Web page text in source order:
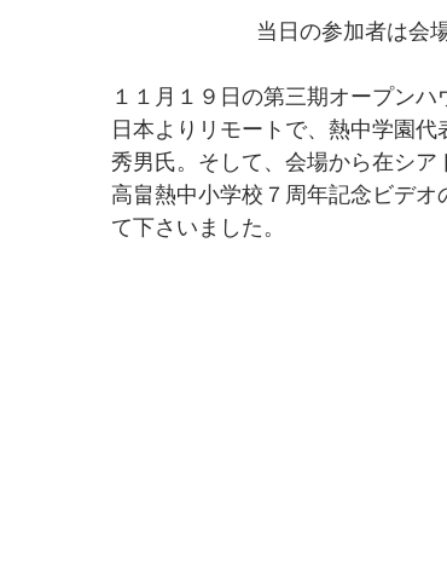
１１月１９日の第三期オープンハ
日本よりリモートで、熱中学園
秀男氏。そして、会場から在シア
高畠熱中小学校７周年記念ビデ
て下さいました。